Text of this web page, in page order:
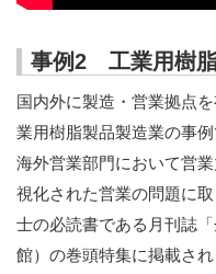
事例2 工業用樹
国内外に製造・営業拠点
業用樹脂製品製造業の事例
海外営業部門において営
視化された営業の問題に
士の必読書である月刊誌
館）の巻頭特集に掲載さ
進め方」
売上UPを実現するための
企業診断 2024年7月号 営
題」タイプ別解決法
近代中小企業2023年6月号